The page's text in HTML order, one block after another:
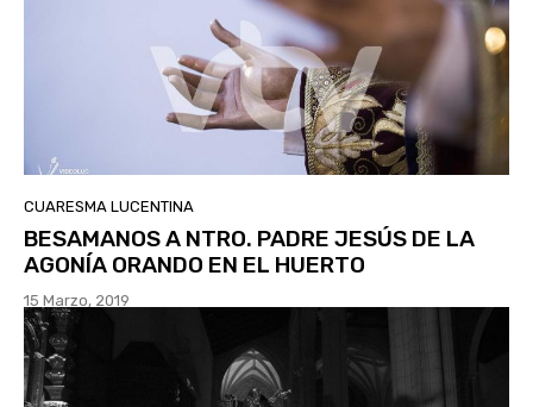
CUARESMA LUCENTINA
BESAMANOS A NTRO. PADRE JESÚS DE LA
AGONÍA ORANDO EN EL HUERTO
15 Marzo, 2019